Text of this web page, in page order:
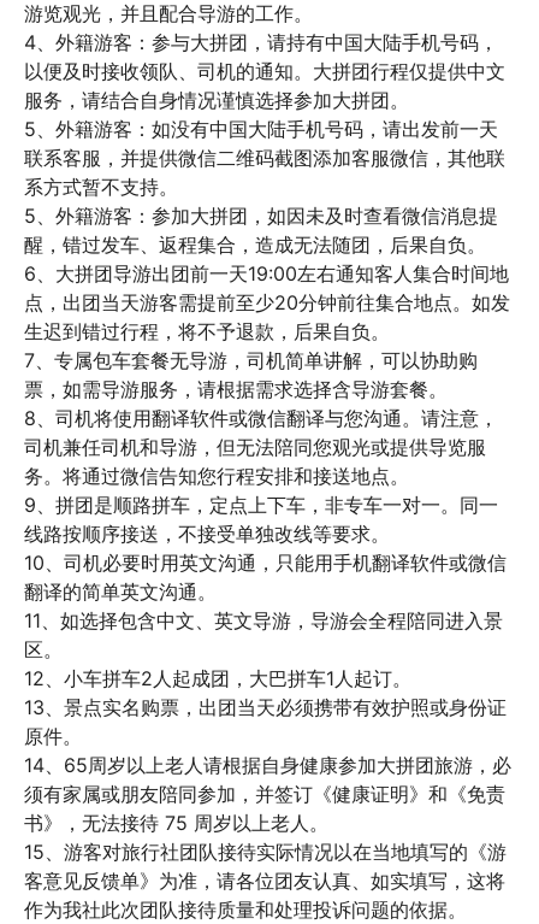
游览观光，并且配合导游的工作。
4、外籍游客：参与大拼团，请持有中国大陆手机号码，
以便及时接收领队、司机的通知。大拼团行程仅提供中文
服务，请结合自身情况谨慎选择参加大拼团。
5、外籍游客：如没有中国大陆手机号码，请出发前一天
联系客服，并提供微信二维码截图添加客服微信，其他联
系方式暂不支持。
5、外籍游客：参加大拼团，如因未及时查看微信消息提
醒，错过发车、返程集合，造成无法随团，后果自负。
6、大拼团导游出团前一天19:00左右通知客人集合时间地
点，出团当天游客需提前至少20分钟前往集合地点。如发
生迟到错过行程，将不予退款，后果自负。
7、专属包车套餐无导游，司机简单讲解，可以协助购
票，如需导游服务，请根据需求选择含导游套餐。
8、司机将使用翻译软件或微信翻译与您沟通。请注意，
司机兼任司机和导游，但无法陪同您观光或提供导览服
务。将通过微信告知您行程安排和接送地点。
9、拼团是顺路拼车，定点上下车，非专车一对一。同一
线路按顺序接送，不接受单独改线等要求。
10、司机必要时用英文沟通，只能用手机翻译软件或微信
翻译的简单英文沟通。
11、如选择包含中文、英文导游，导游会全程陪同进入景
区。
12、小车拼车2人起成团，大巴拼车1人起订。
13、景点实名购票，出团当天必须携带有效护照或身份证
原件。
14、65周岁以上老人请根据自身健康参加大拼团旅游，必
须有家属或朋友陪同参加，并签订《健康证明》和《免责
书》，无法接待 75 周岁以上老人。
15、游客对旅行社团队接待实际情况以在当地填写的《游
客意见反馈单》为准，请各位团友认真、如实填写，这将
作为我社此次团队接待质量和处理投诉问题的依据。